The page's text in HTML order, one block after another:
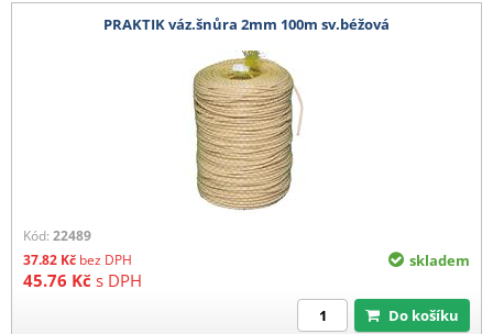
PRAKTIK váz.šnůra 2mm 100m sv.béžová
Kód: 22489
37.82 Kč bez DPH
45.76 Kč s DPH
skladem
Do košíku